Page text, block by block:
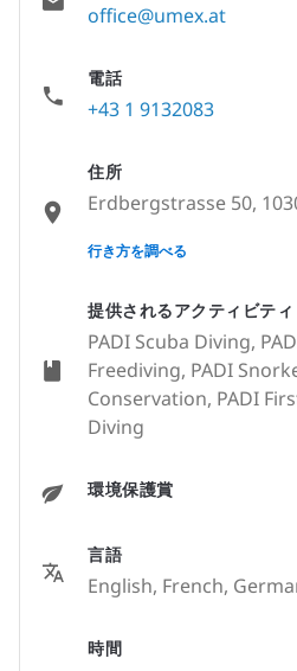
提供されるアクティビティ
PADI Scuba Diving,
Freediving, PADI
Conservation, PADI
Diving
環境保護賞
言語
English, French,
時間
office@umex.at
電話
+43 1 9132083
住所
Erdbergstrasse 50,
None
行き方を調べる